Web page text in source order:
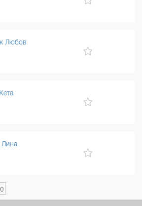
Любов
Лина